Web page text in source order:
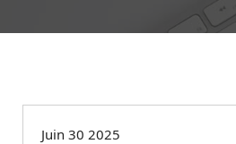
Juin 30 2025